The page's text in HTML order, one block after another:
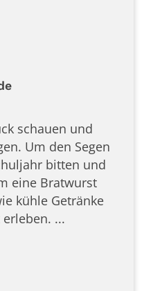
schauen und
Um den Segen
bitten und
eine Bratwurst
kühle Getränke
...